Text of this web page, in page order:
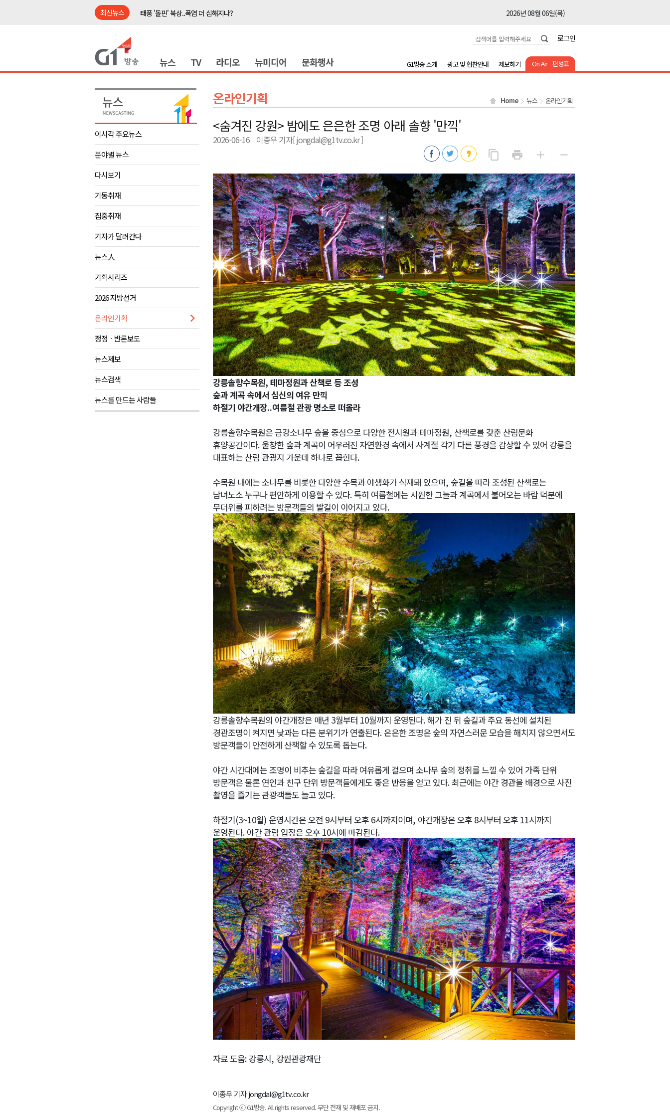
최신뉴스
태풍 '돌핀' 북상..폭염 더 심해지나?
2026년 08월 06일(목)
2026년 08월 06일(목)
제43회 홍천군민의 날 기념행사 개최
2026년 08월 06일(목)
<강원랜드> 관광객이 인구 3배..싱가포르 복합리조트
<강원랜드> 마카오 카지노 "복합리조트로 진화 중"
2026년 08월 06일(목)
민선9기 양양군 공약사업 추진 전략 보고회 개최
썩고, 무르고..농산물 피해 속출
2026년 08월 06일(목)
태풍 '돌핀' 북상..폭염 더 심해지나?
2026년 08월 06일(목)
강릉시, 민선9기 21개 읍면동 타운홀 미팅 성료
2026년 08월 06일(목)
횡성군, 광복절 맞아 태극기 나눔 행사
2026년 08월 06일(목)
제43회 홍천군민의 날 기념행사 개최
2026년 08월 06일(목)
양구군, 원주환경청에 비점오염저감 사업 등 건의
2026년 08월 06일(목)
<강원랜드> 관광객이 인구 3배..싱가포르 복합리조트
2026년 08월 06일(목)
<강원랜드> 마카오 카지노 "복합리조트로 진화 중"
2026년 08월 06일(목)
민선9기 양양군 공약사업 추진 전략 보고회 개최
2026년 08월 06일(목)
로그인
뉴스 TV 라디오 뉴미디어 문화행사 On Air 편성표
G1방송 소개 광고 및 협찬안내 제보하기
이시각 주요뉴스
분야별 뉴스
다시보기
기동취재
집중취재
기자가 달려간다
뉴스人
기획시리즈
2026 지방선거
온라인기획
정정ㆍ반론보도
뉴스제보
뉴스검색
뉴스를 만드는 사람들
온라인기획 Home 뉴스 온라인기획
<숨겨진 강원> 밤에도 은은한 조명 아래 솔향 '만끽'
2026-06-16 이종우 기자[ jongdal@g1tv.co.kr ]
content_copy
사
print add
게
remove
게
강릉솔향수목원, 테마정원과 산책로 등 조성
숲과 계곡 속에서 심신의 여유 만끽
하절기 야간개장..여름철 관광 명소로 떠올라
강릉솔향수목원은 금강소나무 숲을 중심으로 다양한 전시원과 테마정원, 산책로를 갖춘 산림문화
휴양공간이다.울창한 숲과 계곡이 어우러진 자연환경 속에서 사계절 각기 다른 풍경을 감상할 수 있어 강릉을
대표하는 산림 관광지 가운데 하나로 꼽힌다.
수목원 내에는 소나무를 비롯한 다양한 수목과 야생화가 식재돼 있으며, 숲길을 따라 조성된 산책로는
남녀노소 누구나 편안하게 이용할 수 있다. 특히 여름철에는 시원한 그늘과 계곡에서 불어오는 바람 덕분에
무더위를 피하려는 방문객들의 발길이 이어지고 있다.
강릉솔향수목원의 야간개장은 매년 3월부터 10월까지 운영된다.해가 진 뒤 숲길과 주요 동선에 설치된
경관조명이 켜지면 낮과는 다른 분위기가 연출된다. 은은한 조명은 숲의 자연스러운 모습을 해치지 않으면서도
방문객들이 안전하게 산책할 수 있도록 돕는다.
야간 시간대에는 조명이 비추는 숲길을 따라 여유롭게 걸으며 소나무 숲의 정취를 느낄 수 있어 가족 단위
방문객은 물론 연인과 친구 단위 방문객들에게도 좋은 반응을 얻고 있다.최근에는 야간 경관을 배경으로 사진
촬영을 즐기는 관광객들도 늘고 있다.
하절기(3~10월) 운영시간은 오전 9시부터 오후 6시까지이며, 야간개장은 오후 8시부터 오후 11시까지
운영된다. 야간 관람 입장은 오후 10시에 마감된다.
자료 도움: 강릉시, 강원관광재단
이종우 기자 jongdal@g1tv.co.kr
Copyright ⓒ G1방송. All rights reserved. 무단 전재 및 재배포 금지.